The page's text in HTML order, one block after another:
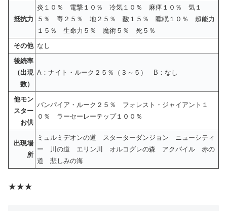
抵抗力
炎１０％ 電撃１０％ 冷気１０％ 麻痺１０％ 気１
５％ 毒２５％ 地２５％ 酸１５％ 睡眠１０％ 超能力
１５％ 生命力５％ 魔術５％ 死５％
その他 なし
後続率
（出現
数）
A：ナイト・ルーク２５％（３～５） B：なし
他モン
スター
お供
バンパイア・ルーク２５％ フォレスト・ジャイアント１
０％ ラーセーレーテップ１００％
出現場
所
ミュルミデオンの道 スターターダンジョン ニューシティ
ー 川の道 エリン川 オルコグレの森 アクパイル 赤の
道 悲しみの海
★★★